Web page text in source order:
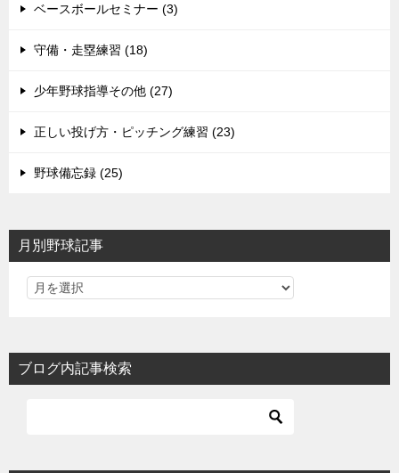
ベースボールセミナー (3)
守備・走塁練習 (18)
少年野球指導その他 (27)
正しい投げ方・ピッチング練習 (23)
野球備忘録 (25)
月別野球記事
ブログ内記事検索